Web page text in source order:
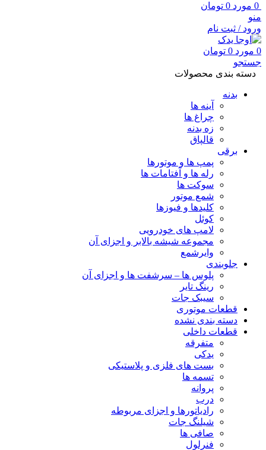
0 مورد 0 تومان
منو
ورود / ثبت نام
0 مورد 0 تومان
جستجو
دسته بندی محصولات
بدنه
آینه ها
چراغ ها
زه بدنه
قالپاق
برقی
پمپ ها و موتورها
رله ها و آفتامات ها
سوکت ها
شمع موتور
کلیدها و فیوزها
کوئل
لامپ های خودرویی
مجموعه شیشه بالابر و اجزای آن
وایرشمع
جلوبندی
پلوس ها – سرشفت ها و اجزای آن
رینگ تایر
سیبک جات
قطعات موتوری
دسته بندی نشده
قطعات داخلی
متفرقه
یدکی
بست های فلزی و پلاستیکی
تسمه ها
پروانه
درب
رادیاتورها و اجزای مربوطه
شیلنگ جات
صافی ها
فنرلول